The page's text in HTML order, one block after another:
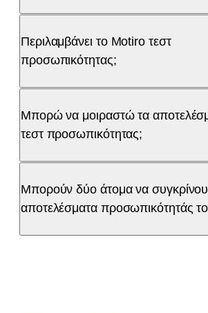
Περιλαμβάνει το Motiro τεστ
προσωπικότητας;
Μπορώ να μοιραστώ τα
τεστ προσωπικότητας;
Μπορούν δύο άτομα να
αποτελέσματα προσωπικότητάς